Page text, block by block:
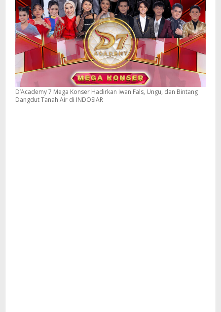
INDOSIAR
D’Academy 7 Mega Konser Hadirkan Iwan Fals, Ungu, dan Bintang
Dangdut Tanah Air di INDOSIAR